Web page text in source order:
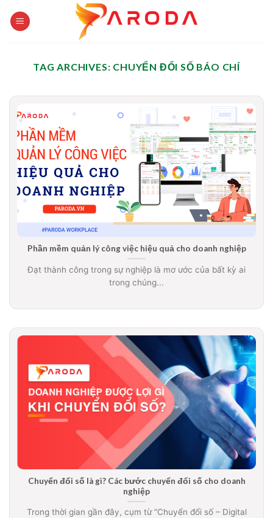
TAG ARCHIVES: CHUYỂN ĐỔI SỐ BÁO CHÍ
Phần mềm quản lý công việc hiệu quả cho doanh nghiệp
Đạt thành công trong sự nghiệp là mơ ước của bất kỳ ai
trong chúng...
Chuyển đổi số là gì? Các bước chuyển đổi số cho doanh
nghiệp
Trong thời gian gần đây, cụm từ “Chuyển đổi số – Digital